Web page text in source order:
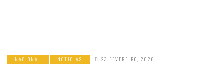
NACIONAL NOTICIAS 23 FEVEREIRO, 2026